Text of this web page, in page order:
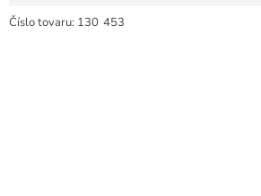
Číslo tovaru: 130 453